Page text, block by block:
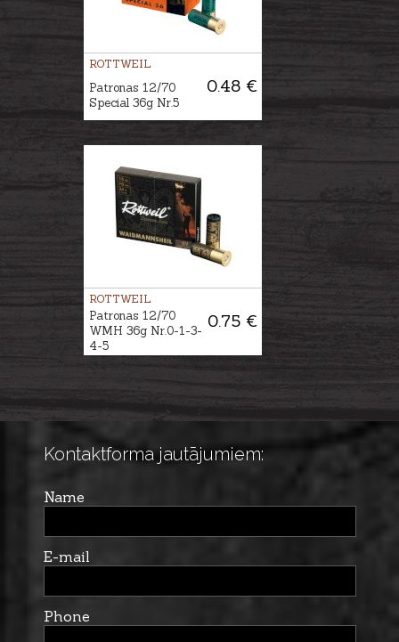
ROTTWEIL
0.48 €
Patronas 12/70
Special 36g Nr.5
ROTTWEIL
0.75 €
Patronas 12/70
WMH 36g Nr.0-1-3-
4-5
Kontaktforma jautājumiem:
Name
E-mail
Phone